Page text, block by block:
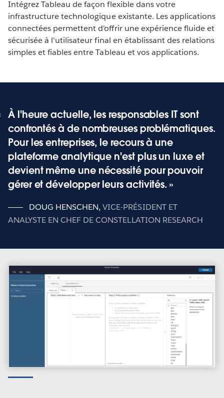
Téléchargez la dernière version
Intégrez Tableau de façon flexible dans votre
infrastructure technologique existante. Les applications
connectées permettent d'offrir une expérience fluide et
sécurisée à l'utilisateur final en établissant des relations
simples et fiables entre Tableau et vos applications.
À l'heure actuelle, les responsables IT sont
confrontés à de nombreuses problématiques.
Pour les entreprises, le recours à une
plateforme analytique n'est plus un luxe et
devient même une nécessité pour pouvoir
gérer et développer leurs activités.
DOUG HENSCHEN, VICE-PRÉSIDENT ET
ANALYSTE EN CHEF DE CONSTELLATION RESEARCH